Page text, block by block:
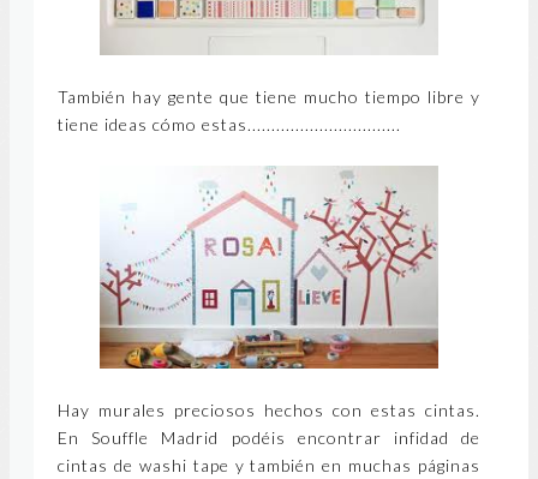
También hay gente que tiene mucho tiempo libre y
tiene ideas cómo estas................................
Hay murales preciosos hechos con estas cintas.
En Souffle Madrid podéis encontrar infidad de
cintas de washi tape y también en muchas páginas